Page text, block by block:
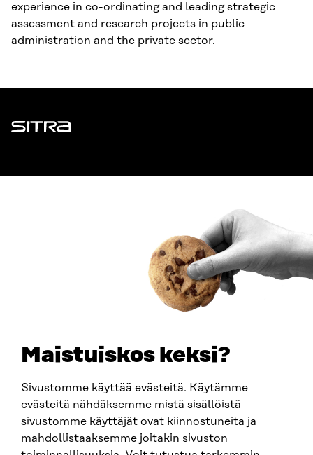
Maistuiskos keksi?
Sivustomme käyttää evästeitä. Käytämme
evästeitä nähdäksemme mistä sisällöistä
sivustomme käyttäjät ovat kiinnostuneita ja
mahdollistaaksemme joitakin sivuston
experience in co-ordinating and leading strategic
assessment and research projects in public
administration and the private sector.
Sitra
firstname.lastname@sitra.fi
SITRA ON SOCIAL MEDIA